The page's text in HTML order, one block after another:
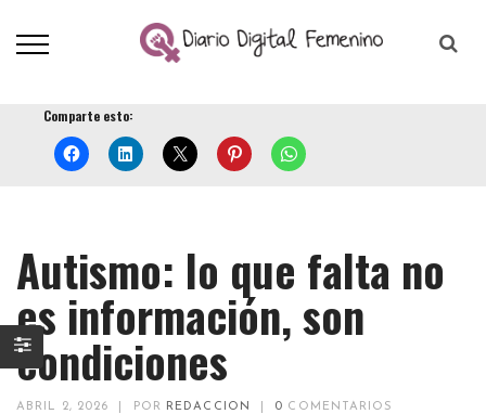
Comparte esto:
Autismo: lo que falta no
es información, son
condiciones
ABRIL 2, 2026 POR REDACCION 0 COMENTARIOS